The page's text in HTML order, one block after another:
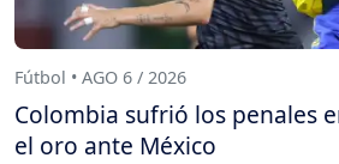
Fútbol • AGO 6 / 2026
Colombia sufrió los penales
el oro ante México